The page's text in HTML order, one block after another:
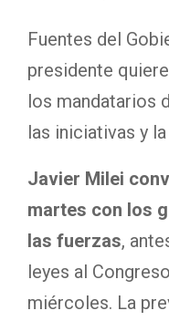
Fuentes del
presidente
los mandatarios
las iniciativas y
Javier Milei
martes con los
las fuerzas,
leyes al
miércoles. La